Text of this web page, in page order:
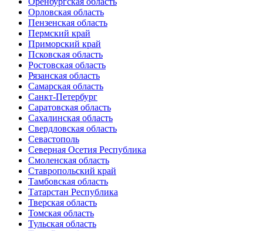
Орловская область
Пензенская область
Пермский край
Приморский край
Псковская область
Ростовская область
Рязанская область
Самарская область
Санкт-Петербург
Саратовская область
Сахалинская область
Свердловская область
Севастополь
Северная Осетия Республика
Смоленская область
Ставропольский край
Тамбовская область
Татарстан Республика
Тверская область
Томская область
Тульская область